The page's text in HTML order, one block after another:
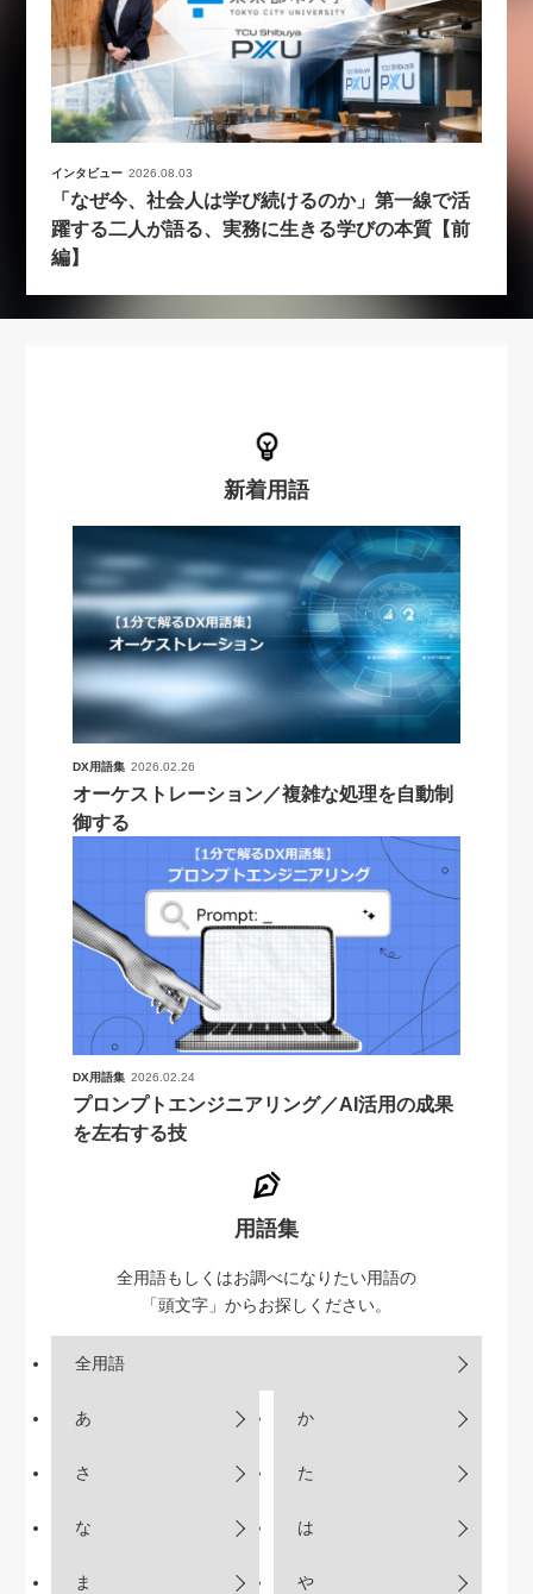
インタビュー 2026.08.03
「なぜ今、社会人は学び続けるのか」第一線で活
躍する二人が語る、実務に生きる学びの本質【前
編】
新着用語
DX用語集 2026.02.26
オーケストレーション／複雑な処理を自動制
御する
DX用語集 2026.02.24
プロンプトエンジニアリング／AI活用の成果
を左右する技
用語集
全用語もしくはお調べになりたい用語の
「頭文字」からお探しください。
全用語
あ か
さ た
な は
ま や